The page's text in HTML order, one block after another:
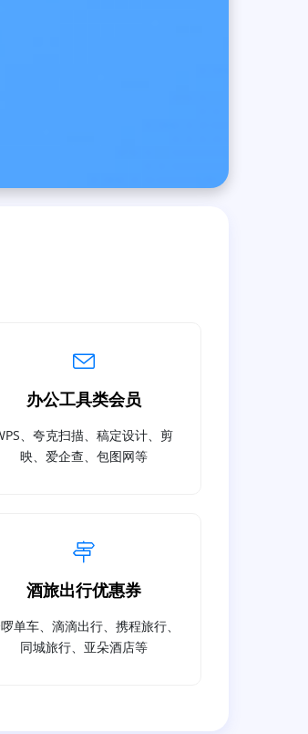
办公工具类会员
、夸克扫描、稿定设计、剪
映、爱企查、包图网等
酒旅出行优惠券
单车、滴滴出行、携程旅行、
同城旅行、亚朵酒店等